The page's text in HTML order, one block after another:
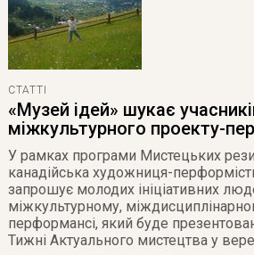
СТАТТІ
«Музей ідей» шукає
міжкультурного проекту-
У рамках програми Мистецьких
канадійська художниця-
запрошує молодих ініціативних
міжкультурному,
перформансі, який буде
Тижні Актуального мистецтва у